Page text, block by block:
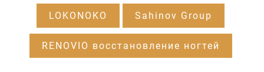
LOKONOKO Sahinov Group
RENOVIO восстановление ногтей